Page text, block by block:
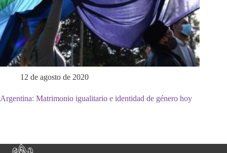
12 de agosto de 2020
Argentina: Matrimonio igualitario e identidad de género hoy